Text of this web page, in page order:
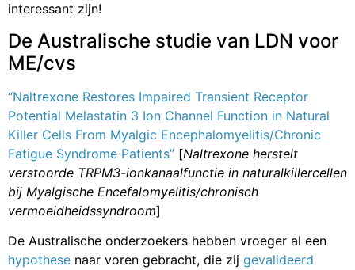
interessant zijn!
De Australische studie van LDN voor
ME/cvs
“Naltrexone Restores Impaired Transient Receptor
Potential Melastatin 3 Ion Channel Function in Natural
Killer Cells From Myalgic Encephalomyelitis/Chronic
Fatigue Syndrome Patients” [Naltrexone herstelt
verstoorde TRPM3-ionkanaalfunctie in naturalkillercellen
bij Myalgische Encefalomyelitis/chronisch
vermoeidheidssyndroom]
De Australische onderzoekers hebben vroeger al een
hypothese naar voren gebracht, die zij gevalideerd